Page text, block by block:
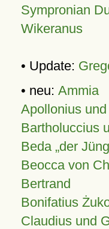
Sympronian
Wikeranus
• Update:
• neu: Ammia
Apollonius
Bartholuccius
Beda „der
Beocca von
Bertrand
Bonifatius
Claudius und